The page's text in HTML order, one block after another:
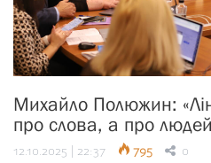
Михайло Полюжин:
про слова, а про
12.10.2025 | 22:37 795 0